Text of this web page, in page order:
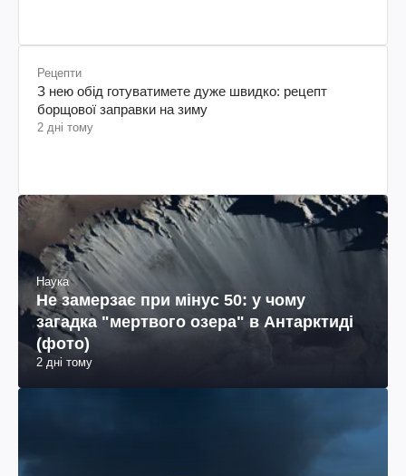
Рецепти
З нею обід готуватимете дуже швидко: рецепт
борщової заправки на зиму
2 дні тому
Наука
Не замерзає при мінус 50: у чому
загадка "мертвого озера" в Антарктиді
(фото)
2 дні тому